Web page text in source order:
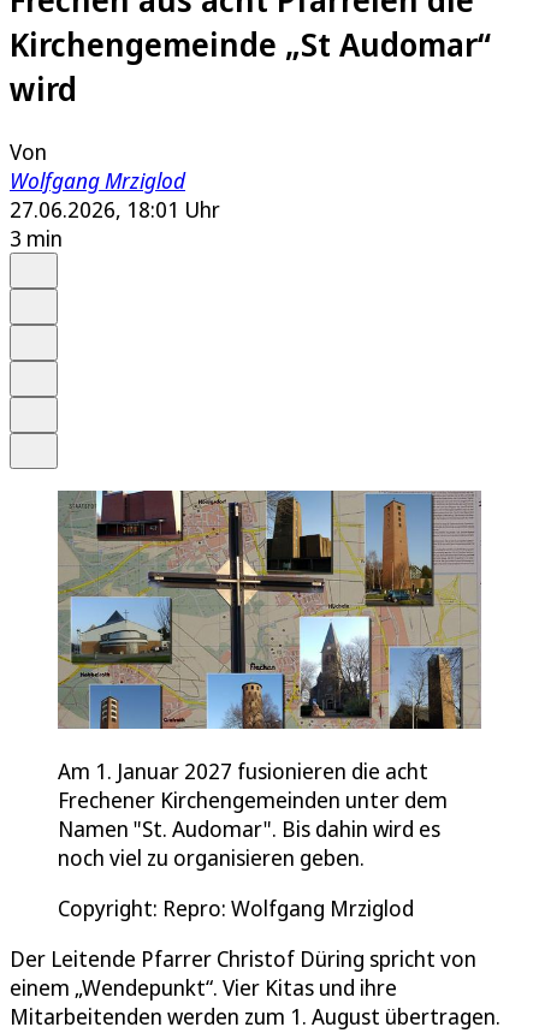
Kirchengemeinde „St Audomar“
wird
Von
Wolfgang Mrziglod
27.06.2026, 18:01 Uhr
3 min
Am 1. Januar 2027 fusionieren die acht
Frechener Kirchengemeinden unter dem
Namen "St. Audomar". Bis dahin wird es
noch viel zu organisieren geben.
Copyright: Repro: Wolfgang Mrziglod
Der Leitende Pfarrer Christof Düring spricht von
einem „Wendepunkt“. Vier Kitas und ihre
Mitarbeitenden werden zum 1. August übertragen.